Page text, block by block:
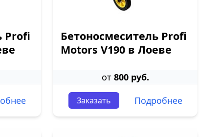
Profi
Бетоносмеситель Profi
Motors V190 в Лоеве
от 800 руб.
Заказать Подробнее